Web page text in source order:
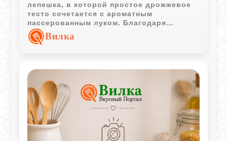
лепешка, в которой простое дрожжевое
тесто сочетается с ароматным
пассерованным луком. Благодаря
многократному складыванию изделие
приобретает характерную структуру и
Вилка